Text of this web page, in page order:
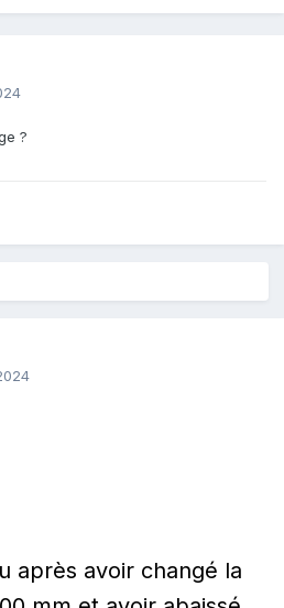
?
après avoir changé la